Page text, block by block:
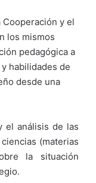
y el
los mismos
pedagógica a
habilidades de
desde una
el análisis de las
(materias
la situación